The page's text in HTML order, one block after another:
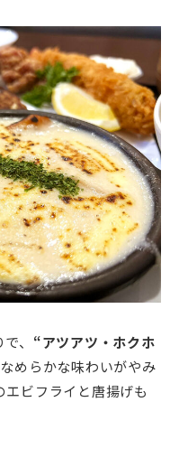
、 “アツアツ・ホクホ
めらかな味わいがやみ
ビフライと唐揚げも